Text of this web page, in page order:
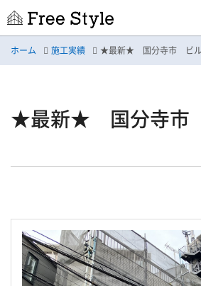
ホーム 施工実績 ★最新★ 国分寺市 ビ
★最新★ 国分寺市